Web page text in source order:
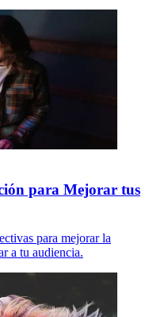
para Mejorar tus
para mejorar la
a tu audiencia.